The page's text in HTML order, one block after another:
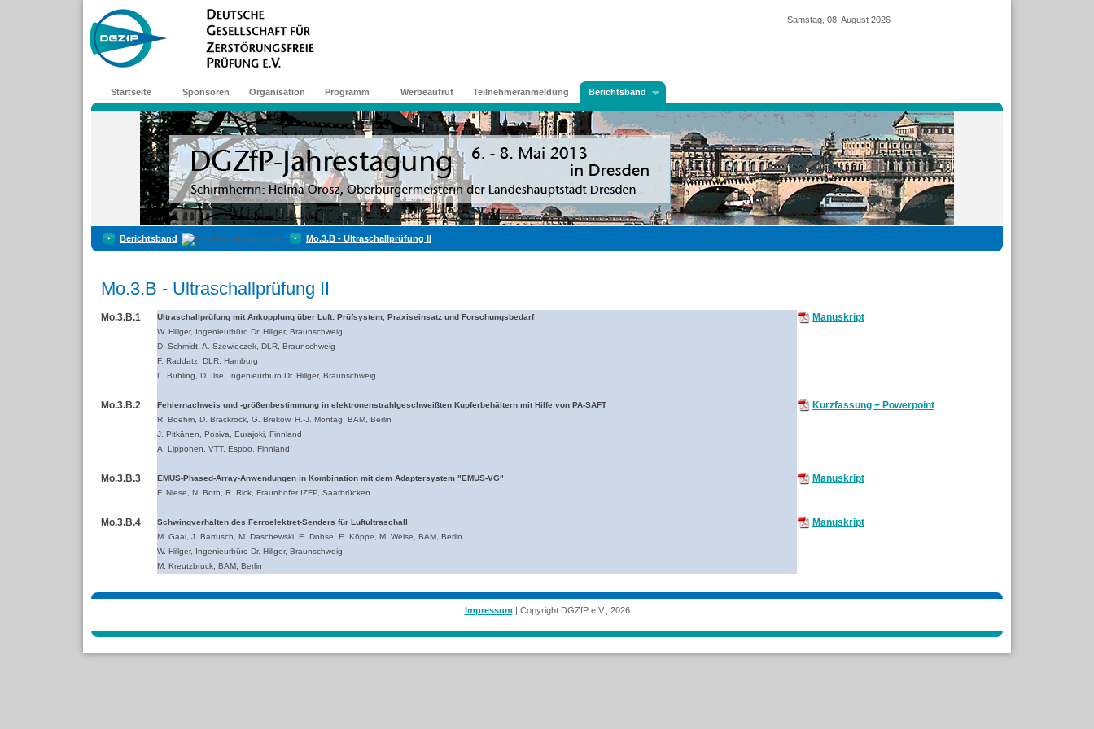
Samstag, 08. August 2026
Startseite Sponsoren Organisation Programm Werbeaufruf Teilnehmeranmeldung Berichtsband
Berichtsband Mo.3.B - Ultraschallprüfung II
Mo.3.B - Ultraschallprüfung II
Mo.3.B.1
Ultraschallprüfung mit Ankopplung über Luft: Prüfsystem, Praxiseinsatz und Forschungsbedarf
W. Hillger, Ingenieurbüro Dr. Hillger, Braunschweig
D. Schmidt, A. Szewieczek, DLR, Braunschweig
F. Raddatz, DLR, Hamburg
L. Bühling, D. Ilse, Ingenieurbüro Dr. Hillger, Braunschweig
Manuskript
Mo.3.B.2
Fehlernachweis und -größenbestimmung in elektronenstrahlgeschweißten Kupferbehältern mit Hilfe von PA-SAFT
R. Boehm, D. Brackrock, G. Brekow, H.-J. Montag, BAM, Berlin
J. Pitkänen, Posiva, Eurajoki, Finnland
A. Lipponen, VTT, Espoo, Finnland
Kurzfassung + Powerpoint
Mo.3.B.3
EMUS-Phased-Array-Anwendungen in Kombination mit dem Adaptersystem "EMUS-VG"
F. Niese, N. Both, R. Rick, Fraunhofer IZFP, Saarbrücken
Manuskript
Mo.3.B.4
Schwingverhalten des Ferroelektret-Senders für Luftultraschall
M. Gaal, J. Bartusch, M. Daschewski, E. Dohse, E. Köppe, M. Weise, BAM, Berlin
W. Hillger, Ingenieurbüro Dr. Hillger, Braunschweig
M. Kreutzbruck, BAM, Berlin
Manuskript
Impressum| Copyright DGZfP e.V., 2026